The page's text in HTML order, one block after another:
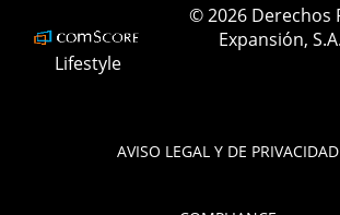
AVISO LEGAL Y DE PRIVACIDAD
Lifestyle
© 2026 Derechos
Expansión,